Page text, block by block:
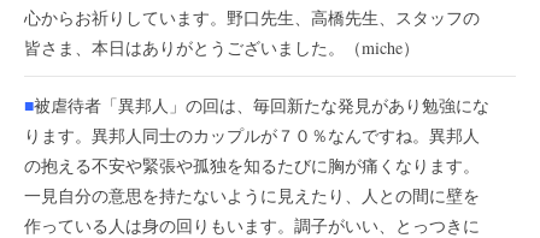
心からお祈りしています。野口先生、高橋先生、スタッフの
皆さま、本日はありがとうございました。（miche）
■被虐待者「異邦人」の回は、毎回新たな発見があり勉強にな
ります。異邦人同士のカップルが７０％なんですね。異邦人
の抱える不安や緊張や孤独を知るたびに胸が痛くなります。
一見自分の意思を持たないように見えたり、人との間に壁を
作っている人は身の回りもいます。調子がいい、とっつきに